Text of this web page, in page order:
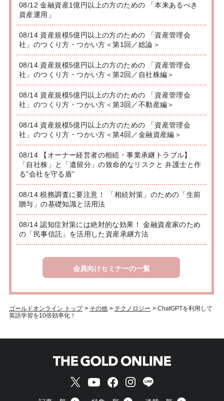
08/12 金融資産1億円以上の方のための 「本来あるべき
資産運用」
08/14 資産規模5億円以上の方のための 「資産管理会
社」のつくり方・つかい方＜第1回／総論＞
08/14 資産規模5億円以上の方のための 「資産管理会
社」のつくり方・つかい方＜第2回／自社株編＞
08/14 資産規模5億円以上の方のための 「資産管理会
社」のつくり方・つかい方＜第3回／不動産編＞
08/14 資産規模5億円以上の方のための 「資産管理会
社」のつくり方・つかい方＜第4回／金融資産編＞
08/14 【オーナー経営者の相続・事業承継トラブル】
「自社株」と「遺留分」の致命的なリスクと 弁護士と作
る”会社を守る盾”
08/14 税務調査に要注意！ 「相続対策」のための「生前
贈与」の基礎知識と活用法
08/14 認知症対策には絶対的な効果！ 金融資産家のため
の「民事信託」を活用した資産承継方法
会員向けセミナーの一覧
ゴールドオンライン トップ > その他 > テクノロジー > ChatGPTを利用して
英語学習を10倍効率化！